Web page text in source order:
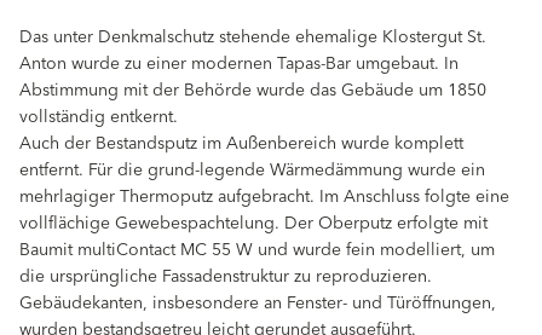
Das unter Denkmalschutz stehende ehemalige Klostergut St.
Anton wurde zu einer modernen Tapas-Bar umgebaut. In
Abstimmung mit der Behörde wurde das Gebäude um 1850
vollständig entkernt.
Auch der Bestandsputz im Außenbereich wurde komplett
entfernt. Für die grund-legende Wärmedämmung wurde ein
mehrlagiger Thermoputz aufgebracht. Im Anschluss folgte eine
vollflächige Gewebespachtelung. Der Oberputz erfolgte mit
Baumit multiContact MC 55 W und wurde fein modelliert, um
die ursprüngliche Fassadenstruktur zu reproduzieren.
Gebäudekanten, insbesondere an Fenster- und Türöffnungen,